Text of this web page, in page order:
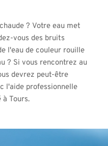
? Votre eau met
vous des bruits
l'eau de couleur rouille
? Si vous rencontrez au
devrez peut-être
l'aide professionnelle
Tours.